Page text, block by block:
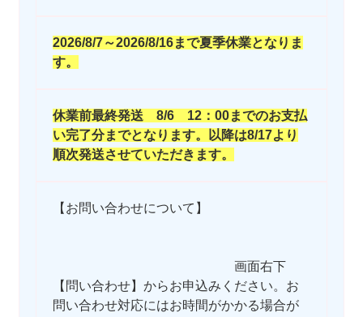
2026/8/7～2026/8/16まで夏季休業となりま
す。
休業前最終発送 8/6 12：00までのお支払
い完了分までとなります。以降は8/17より
順次発送させていただきます。
【お問い合わせについて】
画面右下
【問い合わせ】からお申込みください。お
問い合わせ対応にはお時間がかかる場合が